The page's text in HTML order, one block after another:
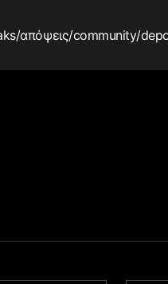
/απόψεις/community/